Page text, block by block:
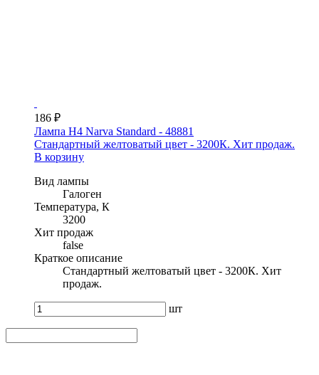
186 ₽
Лампа H4 Narva Standard - 48881
Стандартный желтоватый цвет - 3200К. Хит продаж.
В корзину
Вид лампы
Галоген
Температура, К
3200
Хит продаж
false
Краткое описание
Стандартный желтоватый цвет - 3200К. Хит
продаж.
шт